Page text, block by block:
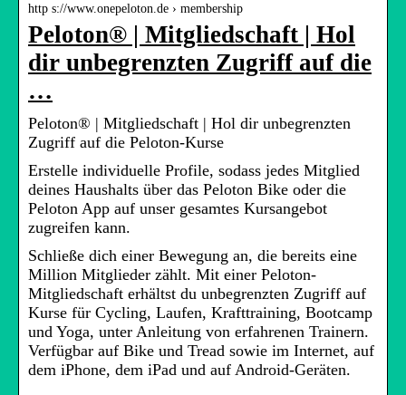
http s://www.onepeloton.de › membership
Peloton® | Mitgliedschaft | Hol
dir unbegrenzten Zugriff auf die
…
Peloton® | Mitgliedschaft | Hol dir unbegrenzten
Zugriff auf die Peloton-Kurse
Erstelle individuelle Profile, sodass jedes Mitglied
deines Haushalts über das Peloton Bike oder die
Peloton App auf unser gesamtes Kursangebot
zugreifen kann.
Schließe dich einer Bewegung an, die bereits eine
Million Mitglieder zählt. Mit einer Peloton-
Mitgliedschaft erhältst du unbegrenzten Zugriff auf
Kurse für Cycling, Laufen, Krafttraining, Bootcamp
und Yoga, unter Anleitung von erfahrenen Trainern.
Verfügbar auf Bike und Tread sowie im Internet, auf
dem iPhone, dem iPad und auf Android-Geräten.